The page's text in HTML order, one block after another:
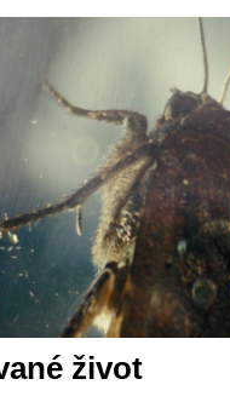
život